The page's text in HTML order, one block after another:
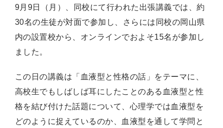
9月9日（月）、同校にて行われた出張講義では、約
30名の生徒が対面で参加し、さらには同校の岡山県
内の設置校から、オンラインでおよそ15名が参加し
ました。
この日の講義は「血液型と性格の話」をテーマに、
高校生でもしばしば耳にしたことのある血液型と性
格を結び付けた話題について、心理学では血液型を
どのように捉えているのか、血液型を通して学問と